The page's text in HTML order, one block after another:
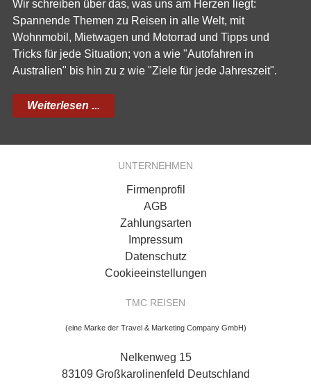
Wir schreiben über das, was uns am Herzen liegt:
Spannende Themen zu Reisen in alle Welt, mit
Wohnmobil, Mietwagen und Motorrad und Tipps und
Tricks für jede Situation; von a wie "Autofahren in
Australien" bis hin zu z wie "Ziele für jede Jahreszeit".
Weiterlesen ...
UNTERNEHMEN
Firmenprofil
AGB
Zahlungsarten
Impressum
Datenschutz
Cookieeinstellungen
TMC REISEN
(eine Marke der Travel & Marketing Company GmbH)
Nelkenweg 15
83109 Großkarolinenfeld Deutschland